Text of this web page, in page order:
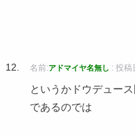
名前:アドマイヤ名無し : 投稿
というかドウデュー
であるのでは